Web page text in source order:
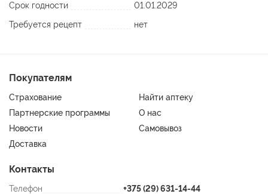
Срок годности
01.01.2029
Требуется рецепт
нет
Покупателям
Страхование
Найти аптеку
Партнерские программы
О нас
Новости
Самовывоз
Доставка
Контакты
Телефон
+375 (29) 631-14-44